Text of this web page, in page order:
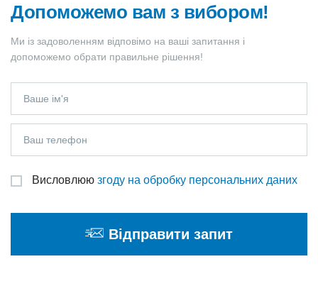
Допоможемо вам з вибором!
Ми із задоволенням відповімо на ваші запитання і
допоможемо обрати правильне рішення!
Висловлюю згоду на обробку персональних даних
Відправити запит